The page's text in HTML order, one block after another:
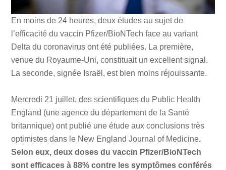
En moins de 24 heures, deux études au sujet de
l’efficacité du vaccin Pfizer/BioNTech face au variant
Delta du coronavirus ont été publiées. La première,
venue du Royaume-Uni, constituait un excellent signal.
La seconde, signée Israël, est bien moins réjouissante.
Mercredi 21 juillet, des scientifiques du Public Health
England (une agence du département de la Santé
britannique) ont publié une étude aux conclusions très
optimistes dans le New England Journal of Medicine.
Selon eux, deux doses du vaccin Pfizer/BioNTech
sont efficaces à 88% contre les symptômes conférés